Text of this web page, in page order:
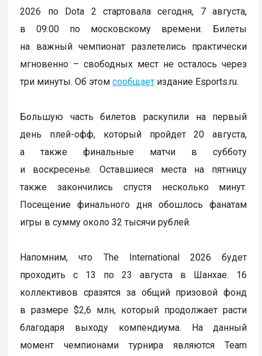
2026 по Dota 2 стартовала сегодня, 7 августа,
в 09:00 по московскому времени. Билеты
на важный чемпионат разлетелись практически
мгновенно – свободных мест не осталось через
три минуты. Об этомсообщает издание Esports.ru.
Большую часть билетов раскупили на первый
день плей-офф, который пройдет 20 августа,
а также финальные матчи в субботу
и воскресенье. Оставшиеся места на пятницу
также закончились спустя несколько минут.
Посещение финального дня обошлось фанатам
игры в сумму около 32 тысячи рублей.
Напомним, что The International 2026 будет
проходить с 13 по 23 августа в Шанхае. 16
коллективов сразятся за общий призовой фонд
в размере $2,6 млн, который продолжает расти
благодаря выходу компендиума. На данный
момент чемпионами турнира являются Team